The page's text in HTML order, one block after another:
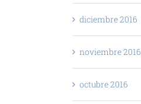
diciembre 2016
noviembre 2016
octubre 2016